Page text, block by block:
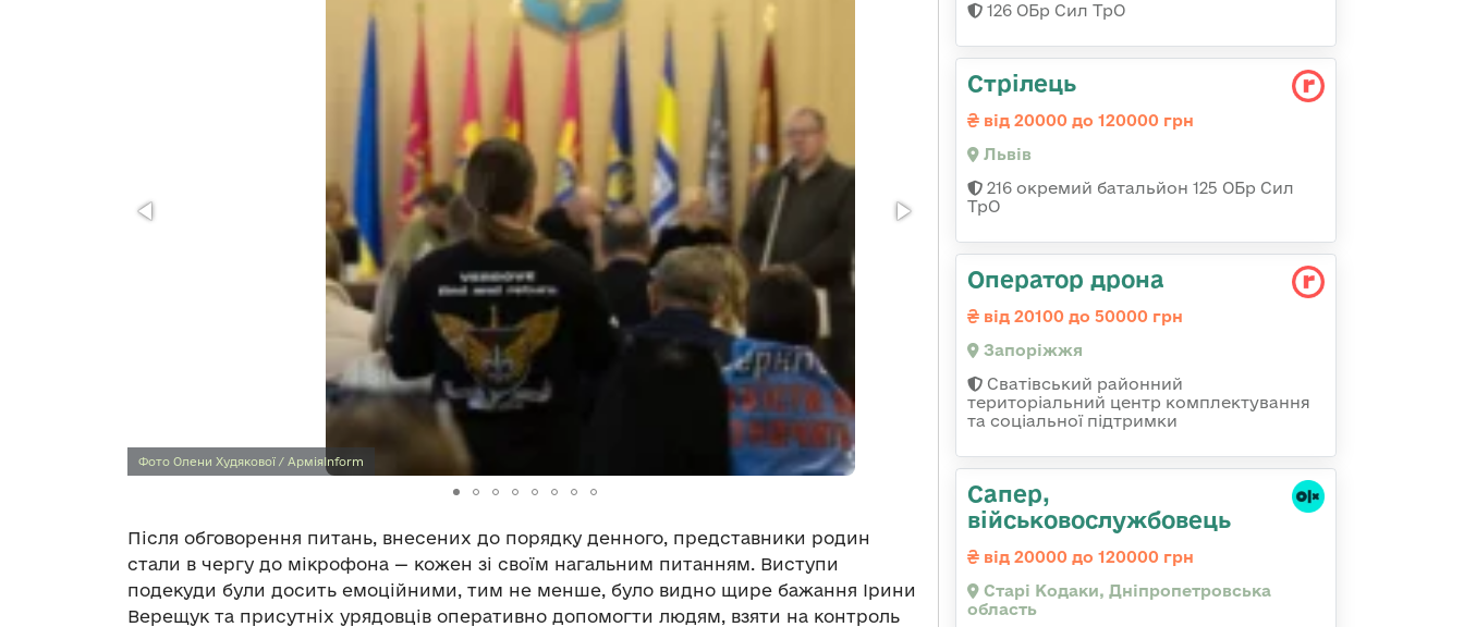
Фото Олени Худякової / АрміяInform
Після обговорення питань, внесених до порядку денного, представники родин
стали в чергу до мікрофона — кожен зі своїм нагальним питанням. Виступи
подекуди були досить емоційними, тим не менше, було видно щире бажання Ірини
Верещук та присутніх урядовців оперативно допомогти людям, взяти на контроль
126 ОБр Сил ТрО
Стрілець
від 20000 до 120000 грн
Львів
216 окремий батальйон 125 ОБр Сил
ТрО
Оператор дрона
від 20100 до 50000 грн
Запоріжжя
Сватівський районний
територіальний центр комплектування
та соціальної підтримки
Сапер,
військовослужбовець
від 20000 до 120000 грн
Старі Кодаки, Дніпропетровська
область